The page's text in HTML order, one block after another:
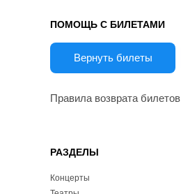
ПОМОЩЬ С БИЛЕТАМИ
Вернуть билеты
Правила возврата билетов
РАЗДЕЛЫ
Концерты